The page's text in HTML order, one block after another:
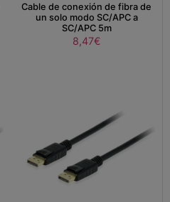
Cable de conexión de fibra de
un solo modo SC/APC a
SC/APC 5m
8,47€